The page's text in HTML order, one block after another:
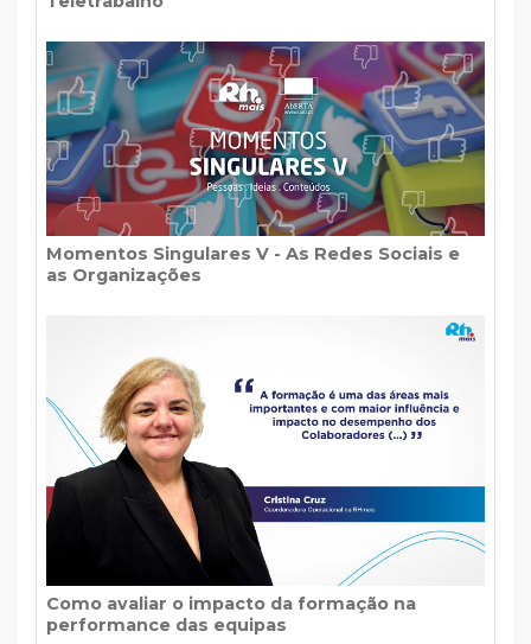
Momentos Singulares V - As Redes Sociais e
as Organizações
Como avaliar o impacto da formação na
performance das equipas